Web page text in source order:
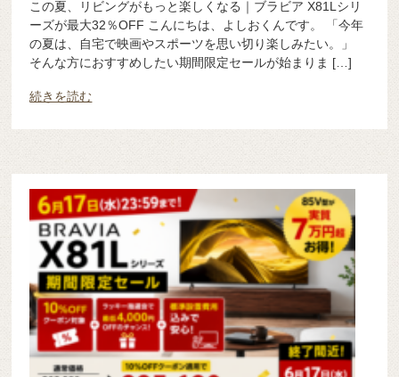
この夏、リビングがもっと楽しくなる｜ブラビア X81Lシリ
ーズが最大32％OFF こんにちは、よしおくんです。 「今年
の夏は、自宅で映画やスポーツを思い切り楽しみたい。」
そんな方におすすめしたい期間限定セールが始まりま […]
続きを読む